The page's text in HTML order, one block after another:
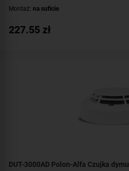
Montaż: na suficie
227.55 zł
DUT-3000AD Polon-Alfa Czujka